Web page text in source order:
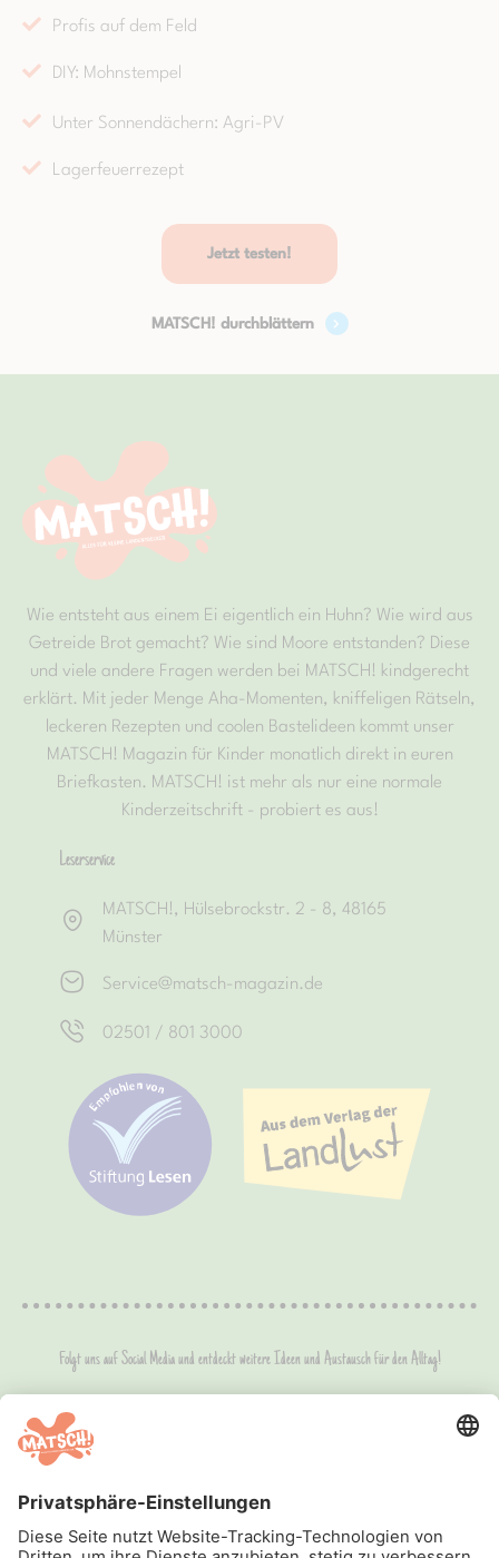
Profis auf dem Feld
DIY: Mohnstempel
Unter Sonnendächern: Agri-PV
Lagerfeuerrezept
Jetzt testen!
MATSCH! durchblättern
Wie entsteht aus einem Ei eigentlich ein Huhn? Wie wird aus
Getreide Brot gemacht? Wie sind Moore entstanden? Diese
und viele andere Fragen werden bei MATSCH! kindgerecht
erklärt. Mit jeder Menge Aha-Momenten, kniffeligen Rätseln,
leckeren Rezepten und coolen Bastelideen kommt unser
MATSCH! Magazin für Kinder monatlich direkt in euren
Briefkasten. MATSCH! ist mehr als nur eine normale
Kinderzeitschrift - probiert es aus!
Leserservice
MATSCH!, Hülsebrockstr. 2 - 8, 48165
Münster
Service@matsch-magazin.de
02501 / 801 3000
Folgt uns auf Social Media und entdeckt weitere Ideen und Austausch für den Alltag!